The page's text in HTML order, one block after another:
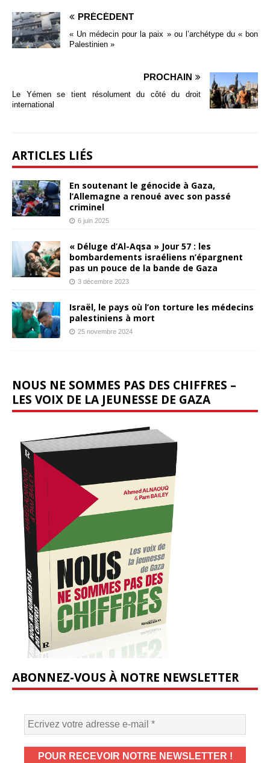
PRÉCÉDENT
« Un médecin pour la paix » ou l’archétype du « bon
Palestinien »
PROCHAIN
Le Yémen se tient résolument du côté du droit
international
ARTICLES LIÉS
En soutenant le génocide à Gaza,
l’Allemagne a renoué avec son passé
criminel
6 juin 2025
« Déluge d’Al-Aqsa » Jour 57 : les
bombardements israéliens n’épargnent
pas un pouce de la bande de Gaza
3 décembre 2023
Israël, le pays où l’on torture les médecins
palestiniens à mort
25 novembre 2024
NOUS NE SOMMES PAS DES CHIFFRES –
LES VOIX DE LA JEUNESSE DE GAZA
ABONNEZ-VOUS À NOTRE NEWSLETTER